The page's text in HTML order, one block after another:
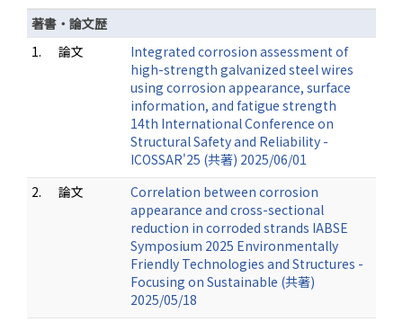
著書・論文歴
1.
論文
Integrated corrosion assessment of
high-strength galvanized steel wires
using corrosion appearance, surface
information, and fatigue strength
14th International Conference on
Structural Safety and Reliability -
ICOSSAR'25 (共著) 2025/06/01
2.
論文
Correlation between corrosion
appearance and cross-sectional
reduction in corroded strands IABSE
Symposium 2025 Environmentally
Friendly Technologies and Structures -
Focusing on Sustainable (共著)
2025/05/18